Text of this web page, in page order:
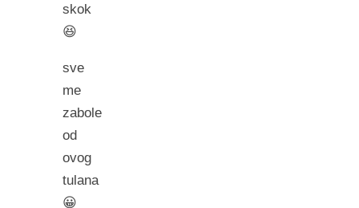
skok
😆
sve
me
zabole
od
ovog
tulana
😀